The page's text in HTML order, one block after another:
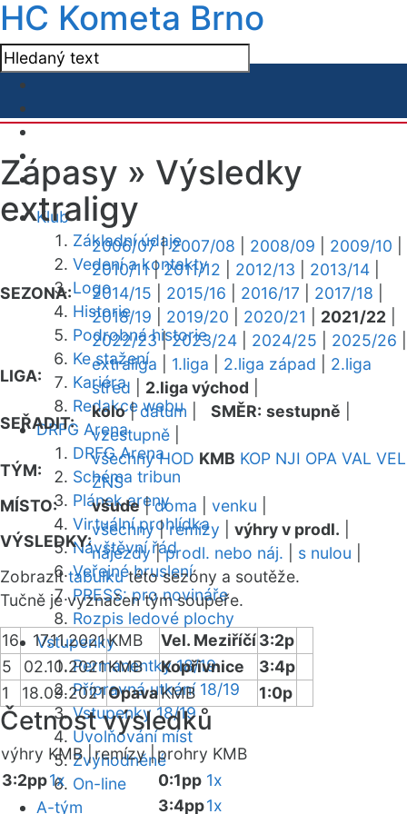
HC Kometa Brno
Klub
Základní údaje
Vedení a kontakty
Logo
Historie
Podrobná historie
Ke stažení
Kariéra
Redakce webu
DRFG Arena
DRFG Arena
Schéma tribun
Plánek areny
Virtuální prohlídka
Návštěvní řád
Veřejné bruslení
PRESS: pro novináře
Rozpis ledové plochy
Vstupenky
Permanentky 18/19
Přípravná utkání 18/19
Vstupenky 18/19
Uvolňování míst
Zvýhodněné
On-line
A-tým
Zápasy » Výsledky
extraligy
SEZONA:
2006/07|2007/08 2008/09 2009/10
2010/11|2011/12 2012/13 2013/14
2014/15
2015/16 2016/17 2017/18
2018/19
2019/20 2020/21 2021/22
2022/23|2023/24 2024/25 2025/26
LIGA:
extraliga 1.liga 2.liga západ
2.liga
střed
2.liga východ
SEŘADIT:
kolo|datum SMĚR: sestupně
vzestupně
TÝM:
všechny HOD KMB KOP NJI OPA VAL VEL
ZNS
MÍSTO:
všude|doma venku
VÝSLEDKY:
všechny|remízy výhry v prodl.
nájezdy|prodl. nebo náj. s nulou
Zobrazittabulkutéto sezóny a soutěže.
Tučně je vyznačen tým soupeře.
16 17.11.2021KMB Vel. Meziříčí3:2p
5
02.10.2021KMB Kopřivnice
3:4p
1
18.09.2021OpavaKMB 1:0p
Četnost výsledků
výhry KMB |remízy |prohry KMB
3:2pp1x 0:1pp 1x
3:4pp1x